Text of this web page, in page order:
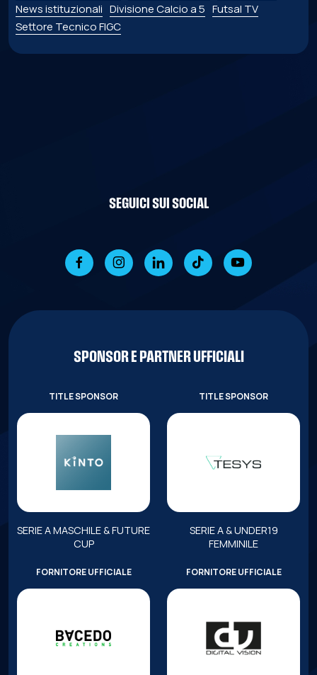
News istituzionali Divisione Calcio a 5 Futsal TV
Settore Tecnico FIGC
SEGUICI SUI SOCIAL
SPONSOR E PARTNER UFFICIALI
TITLE SPONSOR
SERIE A MASCHILE & FUTURE
CUP
TITLE SPONSOR
SERIE A & UNDER19
FEMMINILE
FORNITORE UFFICIALE FORNITORE UFFICIALE